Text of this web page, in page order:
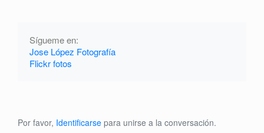
Sígueme en:
Jose López Fotografía
Flickr fotos
Por favor, Identificarse para unirse a la conversación.